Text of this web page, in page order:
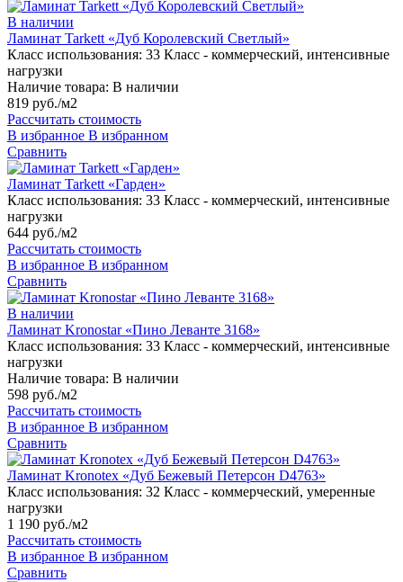
В наличии
Ламинат Tarkett «Дуб Королевский Светлый»
Класс использования: 33 Класс - коммерческий, интенсивные
нагрузки
Наличие товара: В наличии
819 руб./м2
Рассчитать стоимость
В избранное В избранном
Сравнить
Ламинат Tarkett «Гарден»
Класс использования: 33 Класс - коммерческий, интенсивные
нагрузки
644 руб./м2
Рассчитать стоимость
В избранное В избранном
Сравнить
В наличии
Ламинат Kronostar «Пино Леванте 3168»
Класс использования: 33 Класс - коммерческий, интенсивные
нагрузки
Наличие товара: В наличии
598 руб./м2
Рассчитать стоимость
В избранное В избранном
Сравнить
Ламинат Kronotex «Дуб Бежевый Петерсон D4763»
Класс использования: 32 Класс - коммерческий, умеренные
нагрузки
1 190 руб./м2
Рассчитать стоимость
В избранное В избранном
Сравнить